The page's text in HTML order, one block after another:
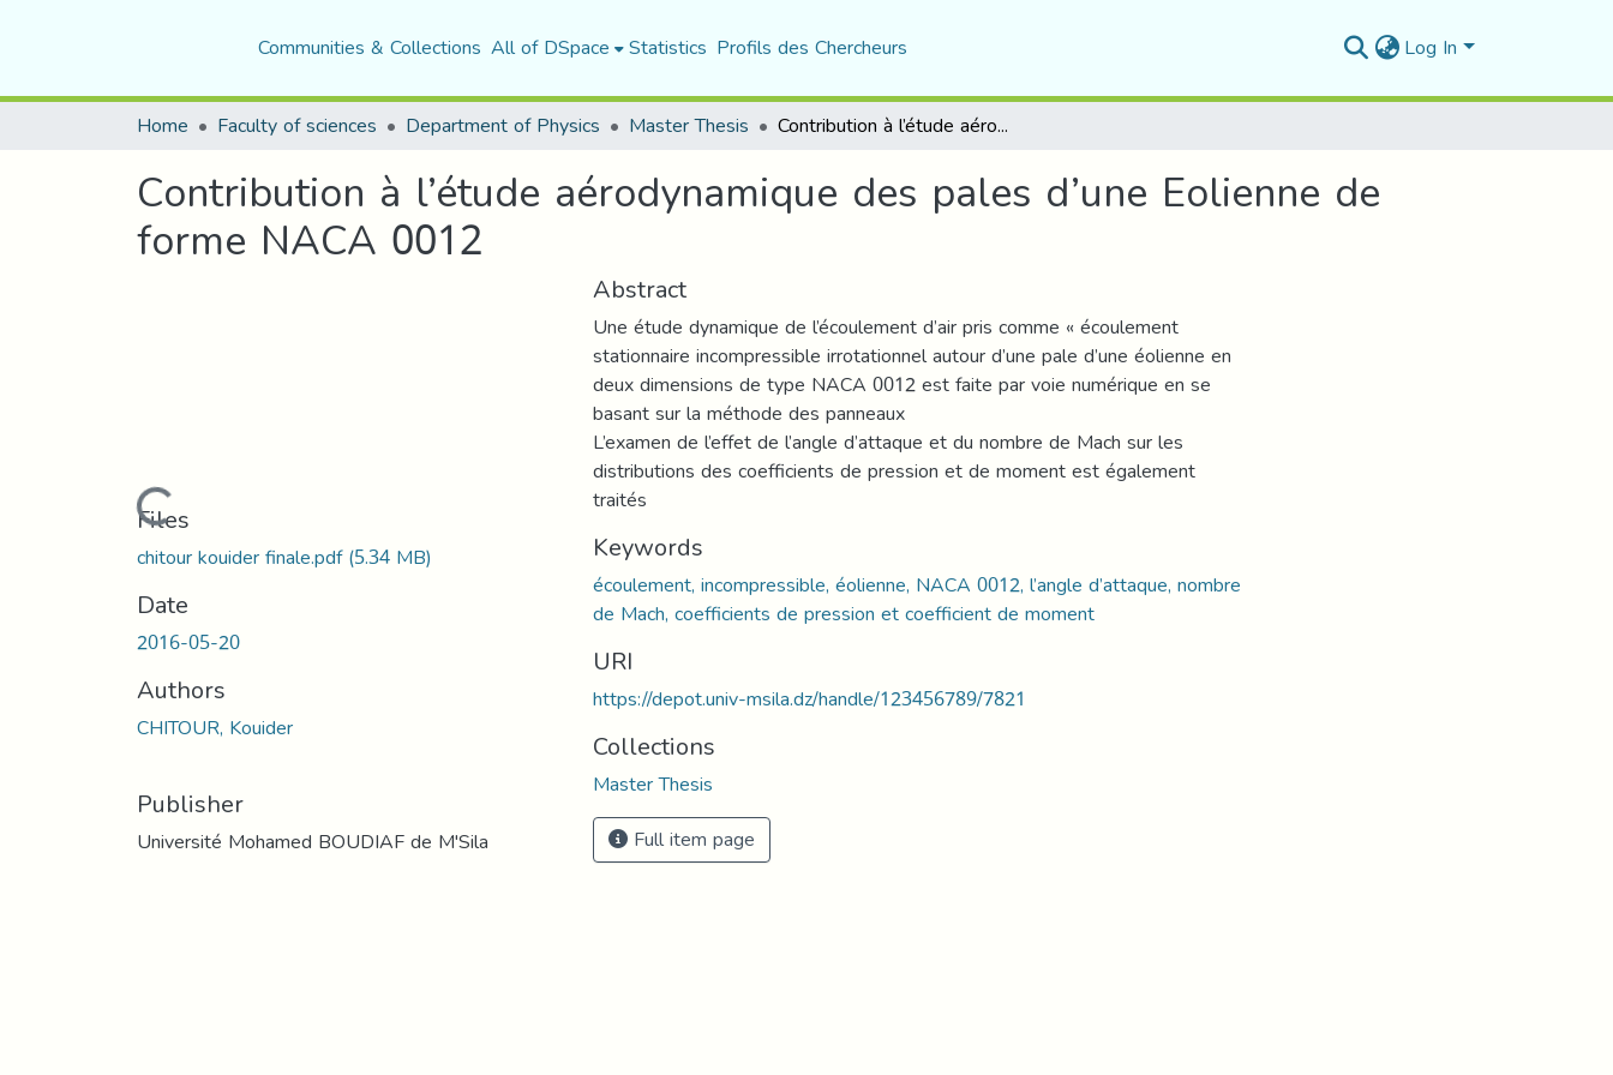
Communities & Collections All of DSpace Statistics Profils des Chercheurs Log In
Home Faculty of sciences Department of Physics Master Thesis Contribution à l’étude aérodynamique des pales d’une Eolienne de forme NACA 0012
Contribution à l’étude aérodynamique des pales d’une Eolienne de
forme NACA 0012
Loading...
Files
chitour kouider finale.pdf(5.34 MB)
Date
2016-05-20
Authors
CHITOUR, Kouider
Publisher
Université Mohamed BOUDIAF de M'Sila
Abstract
Une étude dynamique de l’écoulement d’air pris comme « écoulement
stationnaire incompressible irrotationnel autour d’une pale d’une éolienne en
deux dimensions de type NACA 0012 est faite par voie numérique en se
basant sur la méthode des panneaux
L’examen de l’effet de l’angle d’attaque et du nombre de Mach sur les
distributions des coefficients de pression et de moment est également
traités
Keywords
écoulement, incompressible, éolienne, NACA 0012, l’angle d’attaque, nombre
de Mach, coefficients de pression et coefficient de moment
URI
https://depot.univ-msila.dz/handle/123456789/7821
Collections
Master Thesis
Full item page